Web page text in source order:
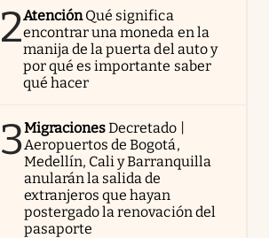
2AtenciónQué significa
encontrar una moneda en la
manija de la puerta del auto y
por qué es importante saber
qué hacer
3MigracionesDecretado |
Aeropuertos de Bogotá,
Medellín, Cali y Barranquilla
anularán la salida de
extranjeros que hayan
postergado la renovación del
pasaporte